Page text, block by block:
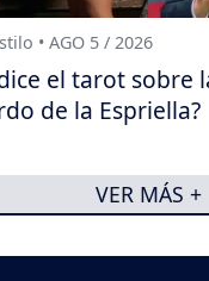
• AGO 5 / 2026
el tarot sobre
de la Espriella?
VER MÁS +